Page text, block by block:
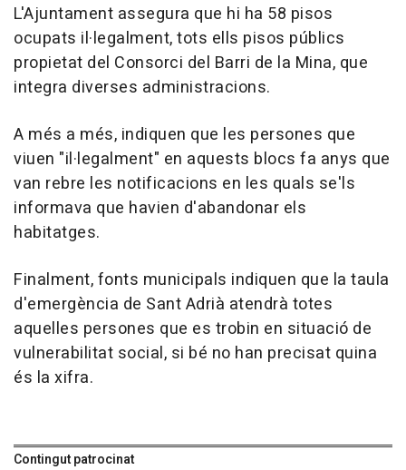
L'Ajuntament assegura que hi ha 58 pisos
ocupats il·legalment, tots ells pisos públics
propietat del Consorci del Barri de la Mina, que
integra diverses administracions.
A més a més, indiquen que les persones que
viuen "il·legalment" en aquests blocs fa anys que
van rebre les notificacions en les quals se'ls
informava que havien d'abandonar els
habitatges.
Finalment, fonts municipals indiquen que la taula
d'emergència de Sant Adrià atendrà totes
aquelles persones que es trobin en situació de
vulnerabilitat social, si bé no han precisat quina
és la xifra.
Contingut patrocinat